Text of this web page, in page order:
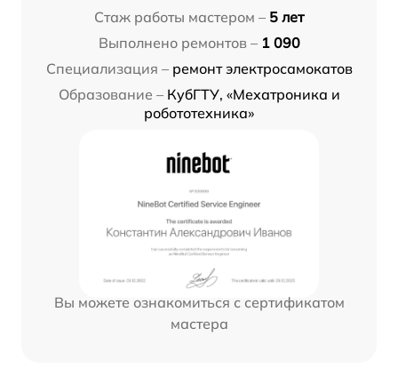
Стаж работы мастером – 5 лет
Выполнено ремонтов – 1 090
Специализация – ремонт электросамокатов
Образование – КубГТУ, «Мехатроника и
робототехника»
Вы можете ознакомиться с сертификатом
мастера